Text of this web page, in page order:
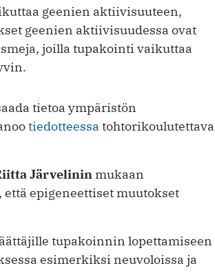
geenien aktiivisuuteen,
geenien aktiivisuudessa ovat
joilla tupakointi vaikuttaa
tietoa ympäristön
tiedotteessa tohtorikoulutettava
Järvelinin mukaan
epigeneettiset muutokset
tupakoinnin lopettamiseen
esimerkiksi neuvoloissa ja